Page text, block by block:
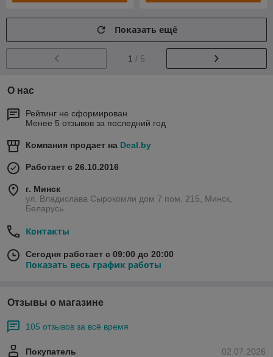
Показать ещё
1 / 5
О нас
Рейтинг не сформирован
Менее 5 отзывов за последний год
Компания продает на Deal.by
Работает с 26.10.2016
г. Минск
ул. Владислава Сырокомли дом 7 пом. 215, Минск,
Беларусь
Контакты
Сегодня работает с 09:00 до 20:00
Показать весь график работы
Отзывы о магазине
105 отзывов за всё время
02.07.2026
Покупатель